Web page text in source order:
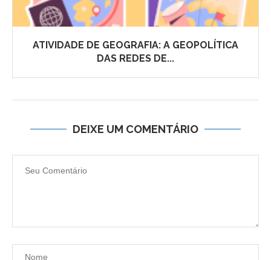
ATIVIDADE DE GEOGRAFIA: A GEOPOLÍTICA
DAS REDES DE...
DEIXE UM COMENTÁRIO